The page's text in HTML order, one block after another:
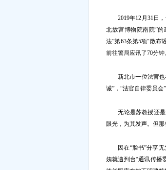
2019年12月31日，
北故宫博物院南院”的
法”第63条第5项“散布
前往警局应讯了70分钟
新北市一位法官也在
诚”，“法官自律委员会
无论是苏教授还是
眼光，为其发声。但
因在“脸书”分享无
姨就遭到台“通讯传播